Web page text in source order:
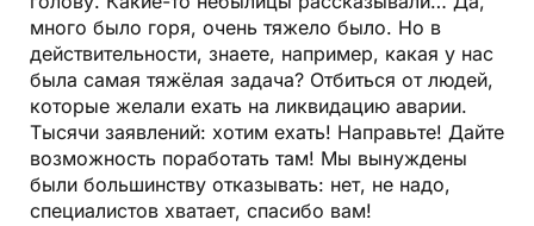
много было горя, очень тяжело было. Но в
действительности, знаете, например, какая у нас
была самая тяжёлая задача? Отбиться от людей,
которые желали ехать на ликвидацию аварии.
Тысячи заявлений: хотим ехать! Направьте! Дайте
возможность поработать там! Мы вынуждены
были большинству отказывать: нет, не надо,
специалистов хватает, спасибо вам!